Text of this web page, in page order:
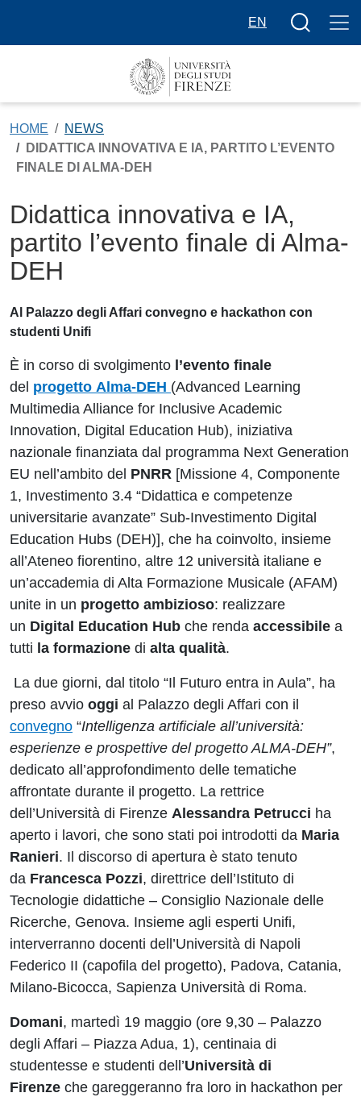
EN
Bottone
HOME
NEWS
DIDATTICA INNOVATIVA E IA, PARTITO L’EVENTO
FINALE DI ALMA-DEH
Didattica innovativa e IA,
partito l’evento finale di Alma-
DEH
Al Palazzo degli Affari convegno e hackathon con
studenti Unifi
È in corso di svolgimento l’evento finale
del progetto Alma-DEH (Advanced Learning
Multimedia Alliance for Inclusive Academic
Innovation, Digital Education Hub), iniziativa
nazionale finanziata dal programma Next Generation
EU nell’ambito del PNRR [Missione 4, Componente
1, Investimento 3.4 “Didattica e competenze
universitarie avanzate” Sub-Investimento Digital
Education Hubs (DEH)], che ha coinvolto, insieme
all’Ateneo fiorentino, altre 12 università italiane e
un’accademia di Alta Formazione Musicale (AFAM)
unite in un progetto ambizioso: realizzare
un Digital Education Hub che renda accessibile a
tutti la formazione di alta qualità.
La due giorni, dal titolo “Il Futuro entra in Aula”, ha
preso avvio oggi al Palazzo degli Affari con il
convegno “Intelligenza artificiale all’università:
esperienze e prospettive del progetto ALMA-DEH”,
dedicato all’approfondimento delle tematiche
affrontate durante il progetto. La rettrice
dell’Università di Firenze Alessandra Petrucci ha
aperto i lavori, che sono stati poi introdotti da Maria
Ranieri. Il discorso di apertura è stato tenuto
da Francesca Pozzi, direttrice dell’Istituto di
Tecnologie didattiche – Consiglio Nazionale delle
Ricerche, Genova. Insieme agli esperti Unifi,
interverranno docenti dell’Università di Napoli
Federico II (capofila del progetto), Padova, Catania,
Milano-Bicocca, Sapienza Università di Roma.
Domani, martedì 19 maggio (ore 9,30 – Palazzo
degli Affari – Piazza Adua, 1), centinaia di
studentesse e studenti dell’Università di
Firenze che gareggeranno fra loro in hackathon per